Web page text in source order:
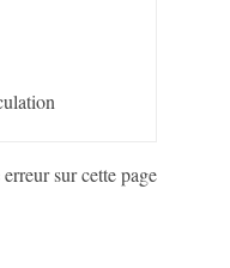
sur cette page